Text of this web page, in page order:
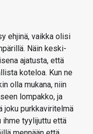
ehjinä, vaikka olisi
Näin keski-
ajatusta, että
koteloa. Kun ne
olla mukana, niin
lompakko, ja
joku purkkaviritelmä
ihme tyylijuttu että